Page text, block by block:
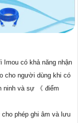
Imou có khả năng nhận
cho người dùng khi có
ninh và sự 《 điểm
phép ghi âm và lưu